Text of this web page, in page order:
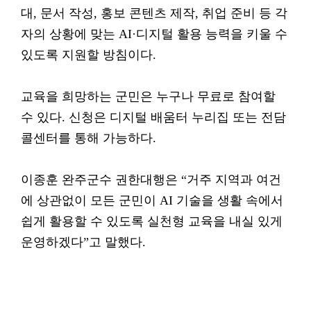
대, 문서 작성, 홍보 콘텐츠 제작, 취업 준비 등 각
자의 상황에 맞는 AI·디지털 활용 능력을 키울 수
있도록 지원할 방침이다.
교육을 희망하는 군민은 누구나 무료로 참여할
수 있다. 신청은 디지털 배움터 누리집 또는 전담
콜센터를 통해 가능하다.
이종훈 완주군수 권한대행은 “거주 지역과 여건
에 상관없이 모든 군민이 AI 기술을 생활 속에서
쉽게 활용할 수 있도록 실천형 교육을 내실 있게
운영하겠다”고 말했다.